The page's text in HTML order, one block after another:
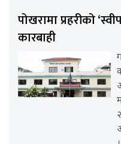
पोखरामा प्रहरीको
कारबाही